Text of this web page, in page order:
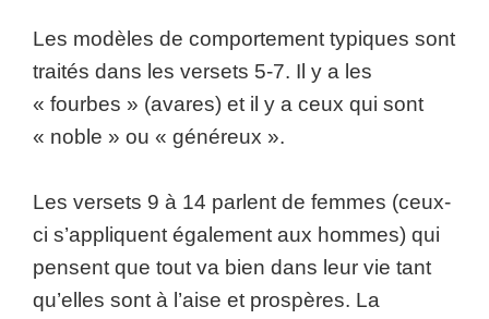
Les modèles de comportement typiques sont
traités dans les versets 5-7. Il y a les
« fourbes » (avares) et il y a ceux qui sont
« noble » ou « généreux ».
Les versets 9 à 14 parlent de femmes (ceux-
ci s’appliquent également aux hommes) qui
pensent que tout va bien dans leur vie tant
qu’elles sont à l’aise et prospères. La